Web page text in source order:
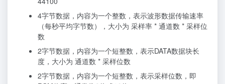
4字节数据，内容为一个整数，表示波形数据传输速率
（每秒平均字节数），大小为 采样率 * 通道数 * 采样位
数
2字节数据，内容为一个短整数，表示DATA数据块长
度，大小为 通道数 * 采样位数
2字节数据，内容为一个短整数，表示采样位数，即